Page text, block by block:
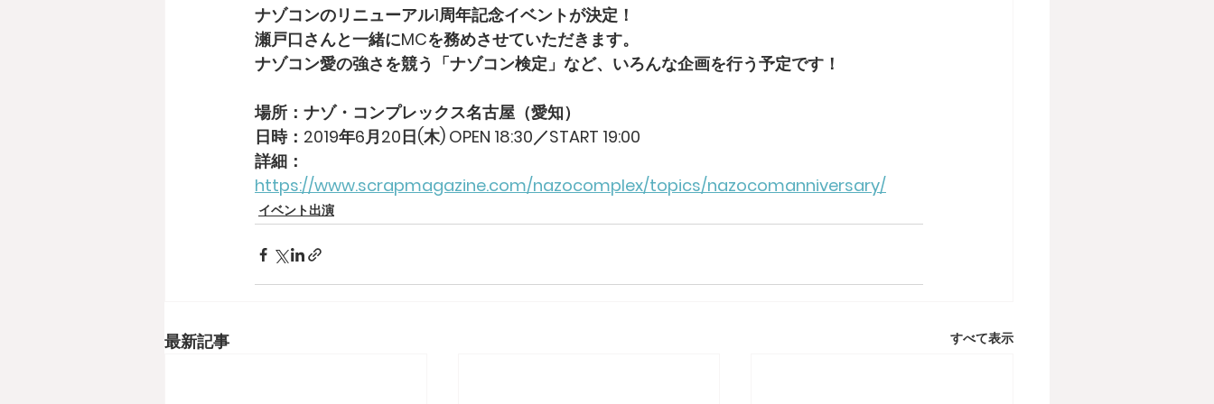
ナゾコンのリニューアル1周年記念イベントが決定！
瀬戸口さんと一緒にMCを務めさせていただきます。
ナゾコン愛の強さを競う「ナゾコン検定」など、いろんな企画を行う予定です！
場所：ナゾ・コンプレックス名古屋（愛知）
日時：2019年6月20日(木) OPEN 18:30／START 19:00
詳細：
https://www.scrapmagazine.com/nazocomplex/topics/nazocomanniversary/
イベント出演
最新記事 すべて表示